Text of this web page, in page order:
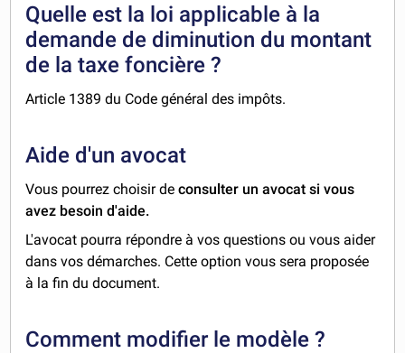
Quelle est la loi applicable à la
demande de diminution du montant
de la taxe foncière ?
Article 1389 du Code général des impôts.
Aide d'un avocat
Vous pourrez choisir deconsulter un avocat si vous
avez besoin d'aide.
L'avocat pourra répondre à vos questions ou vous aider
dans vos démarches. Cette option vous sera proposée
à la fin du document.
Comment modifier le modèle ?